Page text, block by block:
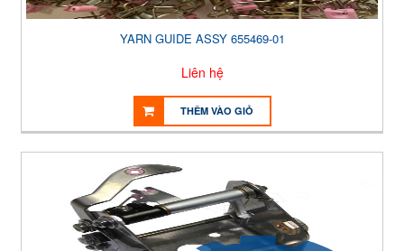
YARN GUIDE ASSY 655469-01
Liên hệ
THÊM VÀO GIỎ